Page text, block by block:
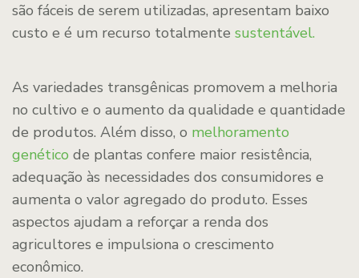
são fáceis de serem utilizadas, apresentam baixo
custo e é um recurso totalmente sustentável.
As variedades transgênicas promovem a melhoria
no cultivo e o aumento da qualidade e quantidade
de produtos. Além disso, o melhoramento
genético de plantas confere maior resistência,
adequação às necessidades dos consumidores e
aumenta o valor agregado do produto. Esses
aspectos ajudam a reforçar a renda dos
agricultores e impulsiona o crescimento
econômico.